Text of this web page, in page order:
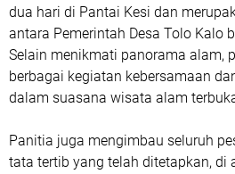
dua hari di Pantai Kesi dan
antara Pemerintah Desa Tolo Kalo
Selain menikmati panorama alam,
berbagai kegiatan kebersamaan
dalam suasana wisata alam
Panitia juga mengimbau seluruh
tata tertib yang telah ditetapkan, di